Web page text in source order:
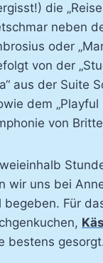
die
neben
oder
von der
aus der Suite
dem „Playful
von
wir uns bei
Für
bestens